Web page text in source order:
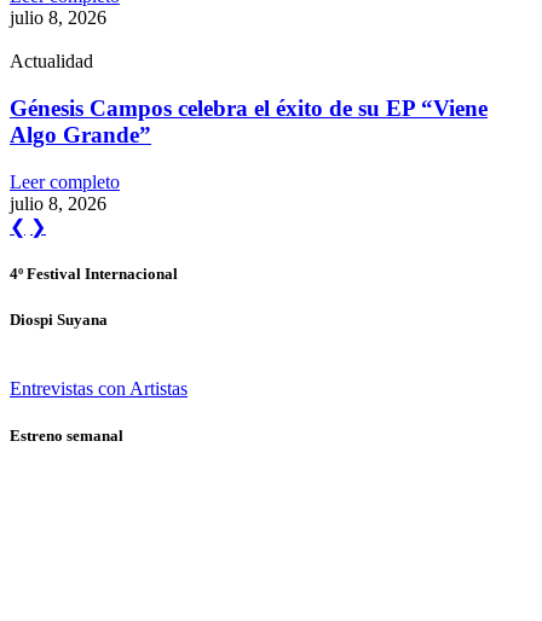
julio 8, 2026
Actualidad
Génesis Campos celebra el éxito de su EP “Viene
Algo Grande”
Leer completo
julio 8, 2026
❮ ❯
4º Festival Internacional
Diospi Suyana
Entrevistas con Artistas
Estreno semanal